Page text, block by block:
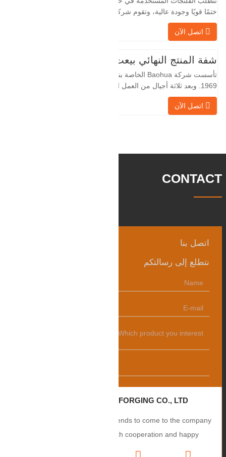
الخاصة بنا بمعالجة الفلنجات في حقول النفط
لسنوات عديدة وتقوم بتصديرها بشكل غير
لأن الصناعة المحلية ليست مثالية، فإننا نريد
الاستيراد والتصدير مباشرة مع العملاء
الأجانب،
اتصل الآن
شفة المنتج النهائي بيعت
تأسست شركة Baohua الخاصة بنا في عام
1969. وبعد ثلاثة أجيال من العمل الشاق،
وتوليد طاقة الرياح وقطع
اتصل الآن
CONTACT
اتصل بنا
نتطلع إلى رسالتكم
ZHANGQIU BAOHUA FORGING CO., LTD.
Sincerely welcome users and friends to come to the company